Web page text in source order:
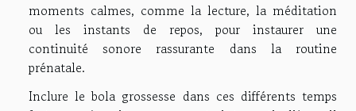
moments calmes, comme la lecture, la méditation
ou les instants de repos, pour instaurer une
continuité sonore rassurante dans la routine
prénatale.
Inclure le bola grossesse dans ces différents temps